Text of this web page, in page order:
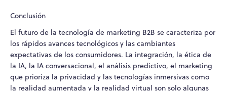
Conclusión
El futuro de la tecnología de marketing B2B se caracteriza por
los rápidos avances tecnológicos y las cambiantes
expectativas de los consumidores. La integración, la ética de
la IA, la IA conversacional, el análisis predictivo, el marketing
que prioriza la privacidad y las tecnologías inmersivas como
la realidad aumentada y la realidad virtual son solo algunas